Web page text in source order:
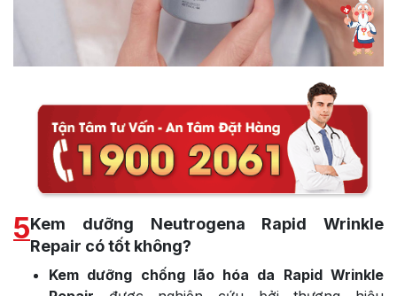
5Kem dưỡng Neutrogena Rapid Wrinkle
Repair có tốt không?
Kem dưỡng chống lão hóa da Rapid Wrinkle